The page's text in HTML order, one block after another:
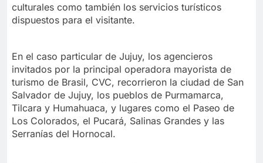
culturales como también los servicios turísticos
dispuestos para el visitante.
En el caso particular de Jujuy, los agencieros
invitados por la principal operadora mayorista de
turismo de Brasil, CVC, recorrieron la ciudad de San
Salvador de Jujuy, los pueblos de Purmamarca,
Tilcara y Humahuaca, y lugares como el Paseo de
Los Colorados, el Pucará, Salinas Grandes y las
Serranías del Hornocal.